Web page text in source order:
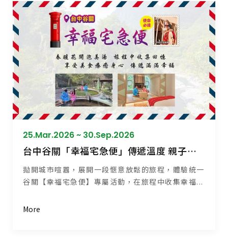
25.Mar.2026 ~ 30.Sep.2026
台中谷關「幸福宅急便」傳遞溫度 親子飯店推薦
拋開城市喧囂，展開一段愜意放鬆的旅程，體驗統一
谷關【幸福宅急便】專屬活動，在旅程中收集幸福...
More